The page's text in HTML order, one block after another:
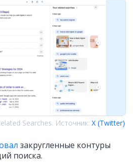
Searches. Источник: X (Twitter)
закругленные контуры
поиска.